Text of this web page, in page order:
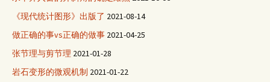
《现代统计图形》出版了 2021-08-14
做正确的事vs正确的做事 2021-04-25
张节理与剪节理 2021-01-28
岩石变形的微观机制 2021-01-22